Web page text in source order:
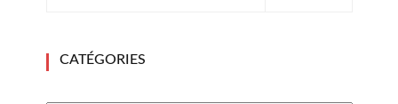
CATÉGORIES